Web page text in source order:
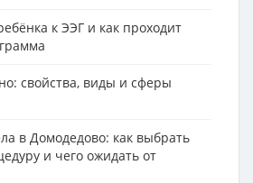
к ЭЭГ и как проходит
свойства, виды и сферы
в Домодедово: как выбрать
и чего ожидать от